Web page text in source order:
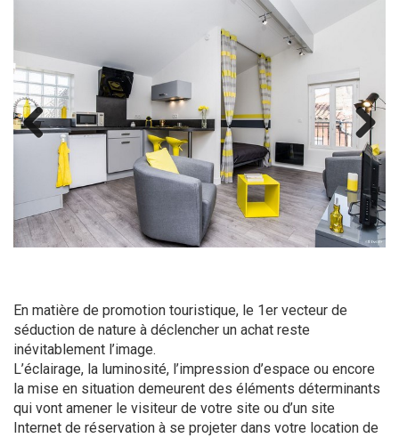
Previous Next
En matière de promotion touristique, le 1er vecteur de
séduction de nature à déclencher un achat reste
inévitablement l’image.
L’éclairage, la luminosité, l’impression d’espace ou encore
la mise en situation demeurent des éléments déterminants
qui vont amener le visiteur de votre site ou d’un site
Internet de réservation à se projeter dans votre location de